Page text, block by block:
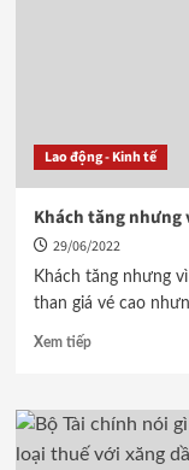
Lao động - Kinh tế
Khách tăng nhưng
29/06/2022
Khách tăng nhưng
than giá vé cao
Xem tiếp